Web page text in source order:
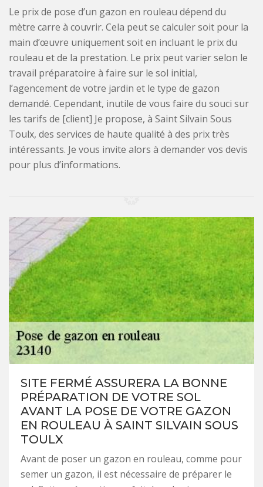
Le prix de pose d’un gazon en rouleau dépend du
mètre carre à couvrir. Cela peut se calculer soit pour la
main d’œuvre uniquement soit en incluant le prix du
rouleau et de la prestation. Le prix peut varier selon le
travail préparatoire à faire sur le sol initial,
l’agencement de votre jardin et le type de gazon
demandé. Cependant, inutile de vous faire du souci sur
les tarifs de [client] Je propose, à Saint Silvain Sous
Toulx, des services de haute qualité à des prix très
intéressants. Je vous invite alors à demander vos devis
pour plus d’informations.
SITE FERMÉ ASSURERA LA BONNE
PRÉPARATION DE VOTRE SOL
AVANT LA POSE DE VOTRE GAZON
EN ROULEAU À SAINT SILVAIN SOUS
TOULX
Avant de poser un gazon en rouleau, comme pour
semer un gazon, il est nécessaire de préparer le